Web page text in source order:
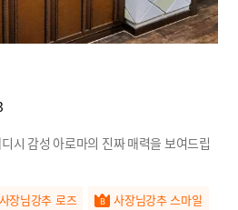
시 감성 아로마의 진짜 매력을 보여드립
사장님강추 로즈 사장님강추 스마일